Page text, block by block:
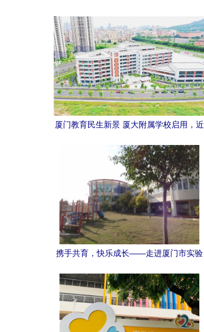
厦门教育民生新景 厦大附属学校启用，近
新
携手共育，快乐成长——走进厦门市实验